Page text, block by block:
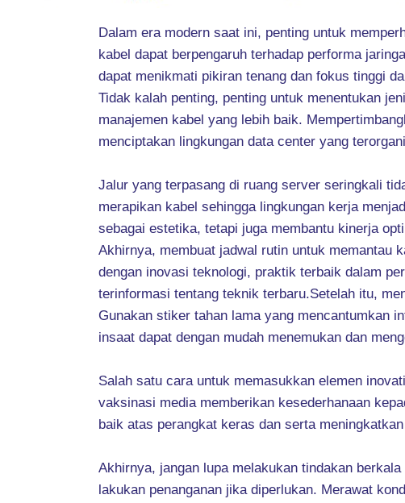
Dalam era modern saat ini, penting untuk
kabel dapat berpengaruh terhadap performa
dapat menikmati pikiran tenang dan fokus tinggi
Tidak kalah penting, penting untuk menentukan
manajemen kabel yang lebih baik.
menciptakan lingkungan data center yang
Jalur yang terpasang di ruang server seringkali
merapikan kabel sehingga lingkungan kerja
sebagai estetika, tetapi juga membantu kinerja
Akhirnya, membuat jadwal rutin untuk memantau
dengan inovasi teknologi, praktik terbaik dalam
terinformasi tentang teknik terbaru.Setelah itu,
Gunakan stiker tahan lama yang mencantumkan
insaat dapat dengan mudah menemukan dan
Salah satu cara untuk memasukkan elemen
vaksinasi media memberikan kesederhanaan
baik atas perangkat keras dan serta
Akhirnya, jangan lupa melakukan tindakan
lakukan penanganan jika diperlukan. Merawat